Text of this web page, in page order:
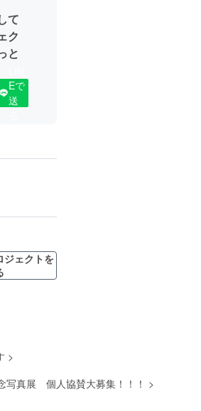
て
ク
と
Eで
送
ジェクトを
>
写真展 個人協賛大募集！！！ >